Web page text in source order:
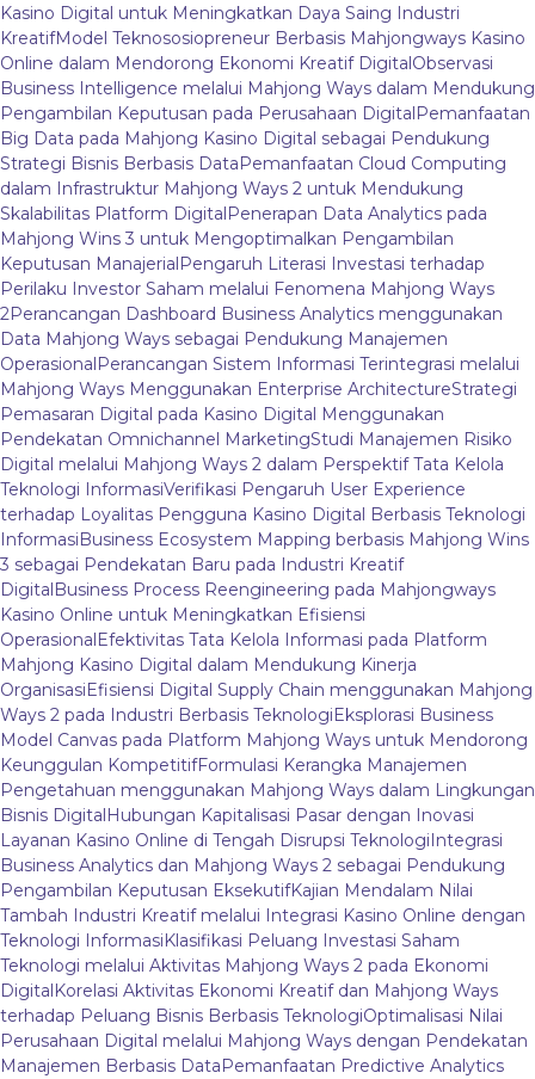
Kasino Digital untuk Meningkatkan Daya Saing Industri
KreatifModel Teknososiopreneur Berbasis Mahjongways Kasino
Online dalam Mendorong Ekonomi Kreatif DigitalObservasi
Business Intelligence melalui Mahjong Ways dalam Mendukung
Pengambilan Keputusan pada Perusahaan DigitalPemanfaatan
Big Data pada Mahjong Kasino Digital sebagai Pendukung
Strategi Bisnis Berbasis DataPemanfaatan Cloud Computing
dalam Infrastruktur Mahjong Ways 2 untuk Mendukung
Skalabilitas Platform DigitalPenerapan Data Analytics pada
Mahjong Wins 3 untuk Mengoptimalkan Pengambilan
Keputusan ManajerialPengaruh Literasi Investasi terhadap
Perilaku Investor Saham melalui Fenomena Mahjong Ways
2Perancangan Dashboard Business Analytics menggunakan
Data Mahjong Ways sebagai Pendukung Manajemen
OperasionalPerancangan Sistem Informasi Terintegrasi melalui
Mahjong Ways Menggunakan Enterprise ArchitectureStrategi
Pemasaran Digital pada Kasino Digital Menggunakan
Pendekatan Omnichannel MarketingStudi Manajemen Risiko
Digital melalui Mahjong Ways 2 dalam Perspektif Tata Kelola
Teknologi InformasiVerifikasi Pengaruh User Experience
terhadap Loyalitas Pengguna Kasino Digital Berbasis Teknologi
InformasiBusiness Ecosystem Mapping berbasis Mahjong Wins
3 sebagai Pendekatan Baru pada Industri Kreatif
DigitalBusiness Process Reengineering pada Mahjongways
Kasino Online untuk Meningkatkan Efisiensi
OperasionalEfektivitas Tata Kelola Informasi pada Platform
Mahjong Kasino Digital dalam Mendukung Kinerja
OrganisasiEfisiensi Digital Supply Chain menggunakan Mahjong
Ways 2 pada Industri Berbasis TeknologiEksplorasi Business
Model Canvas pada Platform Mahjong Ways untuk Mendorong
Keunggulan KompetitifFormulasi Kerangka Manajemen
Pengetahuan menggunakan Mahjong Ways dalam Lingkungan
Bisnis DigitalHubungan Kapitalisasi Pasar dengan Inovasi
Layanan Kasino Online di Tengah Disrupsi TeknologiIntegrasi
Business Analytics dan Mahjong Ways 2 sebagai Pendukung
Pengambilan Keputusan EksekutifKajian Mendalam Nilai
Tambah Industri Kreatif melalui Integrasi Kasino Online dengan
Teknologi InformasiKlasifikasi Peluang Investasi Saham
Teknologi melalui Aktivitas Mahjong Ways 2 pada Ekonomi
DigitalKorelasi Aktivitas Ekonomi Kreatif dan Mahjong Ways
terhadap Peluang Bisnis Berbasis TeknologiOptimalisasi Nilai
Perusahaan Digital melalui Mahjong Ways dengan Pendekatan
Manajemen Berbasis DataPemanfaatan Predictive Analytics